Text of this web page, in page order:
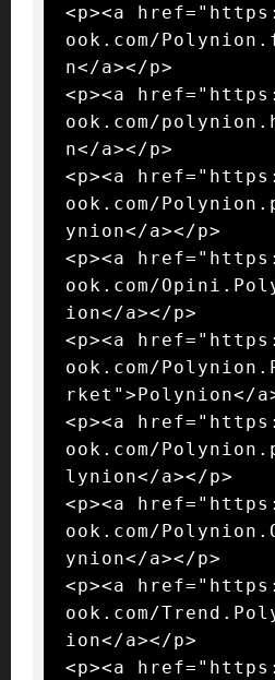
<p><a
ook.com/
n</a></p>
<p><a
ook.com/
n</a></p>
<p><a
ook.com/
ynion</a></p>
<p><a
ook.com/
ion</a></p>
<p><a
ook.com/
rket">Polynion</
<p><a
ook.com/
lynion</a></p>
<p><a
ook.com/
ynion</a></p>
<p><a
ook.com/
ion</a></p>
<p><a